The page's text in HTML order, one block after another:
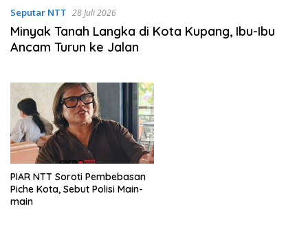
Seputar NTT 28 Juli 2026
Minyak Tanah Langka di Kota Kupang, Ibu-Ibu
Ancam Turun ke Jalan
PIAR NTT Soroti Pembebasan
Piche Kota, Sebut Polisi Main-
main